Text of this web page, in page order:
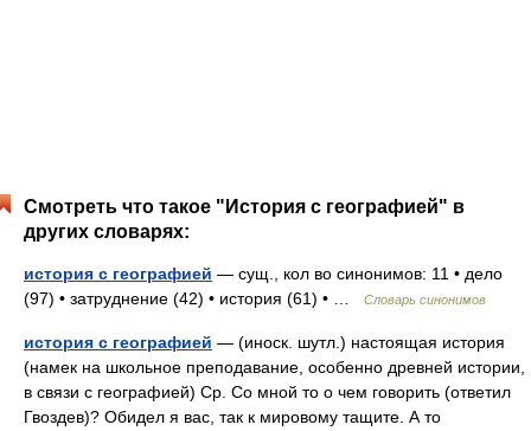
Смотреть что такое "История с географией" в
других словарях:
история с географией — сущ., кол во синонимов: 11 • дело
(97) • затруднение (42) • история (61) • …
Словарь синонимов
история с географией — (иноск. шутл.) настоящая история
(намек на школьное преподавание, особенно древней истории,
в связи с географией) Ср. Со мной то о чем говорить (ответил
Гвоздев)? Обидел я вас, так к мировому тащите. А то